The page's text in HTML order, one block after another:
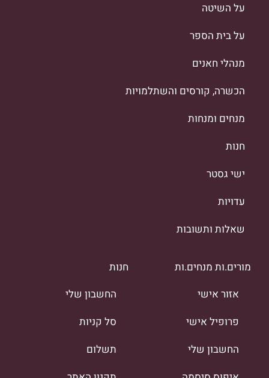
על השיטה
על בית הספר
מנהלי חאנים
הכשרה, קורסים והשתלמויות
מנחים ומנחות
חנות
ישי גסטר
עדויות
שאלות ותשובות
מורים.ות מנחים.ות
אזור אישי
פרופיל אישי
החשבון שלי
חנות
החשבון שלי
סל קניות
תשלום